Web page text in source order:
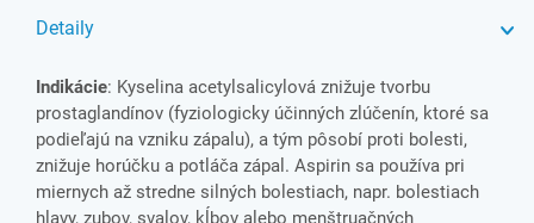
Detaily
Indikácie: Kyselina acetylsalicylová znižuje tvorbu
prostaglandínov (fyziologicky účinných zlúčenín, ktoré sa
podieľajú na vzniku zápalu), a tým pôsobí proti bolesti,
znižuje horúčku a potláča zápal. Aspirin sa používa pri
miernych až stredne silných bolestiach, napr. bolestiach
hlavy, zubov, svalov, kĺbov alebo menštruačných